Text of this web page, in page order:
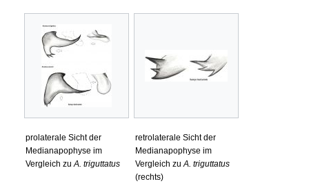
prolaterale Sicht der
Medianapophyse im
Vergleich zuA. triguttatus
retrolaterale Sicht der
Medianapophyse im
Vergleich zuA. triguttatus
(rechts)